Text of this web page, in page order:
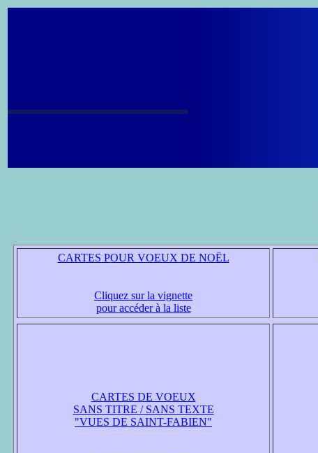
CARTES POUR VOEUX DE NOËL
Cliquez sur la vignette
pour accéder à la liste
CARTES DE VOEUX
SANS TITRE / SANS TEXTE
"VUES DE SAINT-FABIEN"